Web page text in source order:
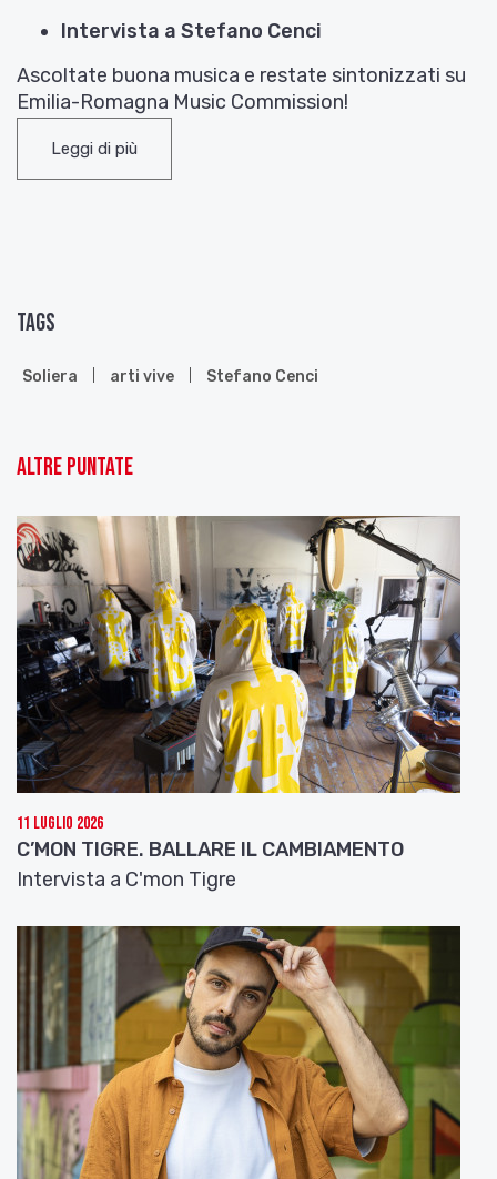
Intervista a Stefano Cenci
Ascoltate buona musica e restate sintonizzati su
Emilia-Romagna Music Commission!
In questa puntata, avete ascoltato: Freccia bianca
diLucio Corsi; Thirteen Thirtyfive di
Leggi di più
Tags
Soliera arti vive Stefano Cenci
Altre puntate
11 Luglio 2026
C’MON TIGRE. BALLARE IL CAMBIAMENTO
Intervista a C'mon Tigre